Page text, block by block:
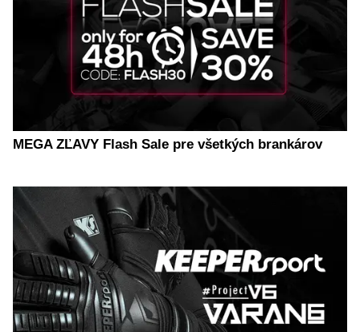
MEGA ZĽAVY Flash Sale pre všetkých brankárov